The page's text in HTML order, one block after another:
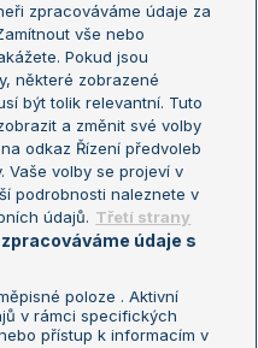
mistrů
mistryň
soukromí
zpracováváme údaje za
vše nebo
Pokud jsou
některé zobrazené
být tolik relevantní. Tuto
a změnit své volby
odkaz Řízení předvoleb
Vaše volby se projeví v
podrobnosti naleznete v
údajů. Třetí strany
údaje s
poloze . Aktivní
v rámci specifických
přístup k informacím v